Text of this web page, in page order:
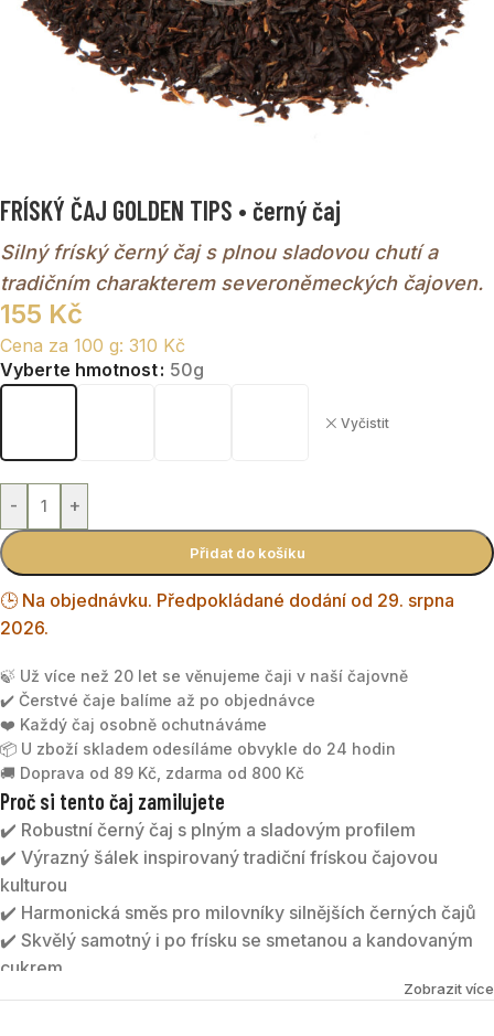
FRÍSKÝ ČAJ GOLDEN TIPS • černý čaj
Silný fríský černý čaj s plnou sladovou chutí a
tradičním charakterem severoněmeckých čajoven.
155 Kč
Cena za 100 g: 310 Kč
Vyberte hmotnost 50g
Vyčistit
- +
Přidat do košíku
🕒 Na objednávku. Předpokládané dodání od 29. srpna
2026.
🍃 Už více než 20 let se věnujeme čaji v naší čajovně
✔️ Čerstvé čaje balíme až po objednávce
❤️ Každý čaj osobně ochutnáváme
📦 U zboží skladem odesíláme obvykle do 24 hodin
🚚 Doprava od 89 Kč, zdarma od 800 Kč
Proč si tento čaj zamilujete
✔️ Robustní černý čaj s plným a sladovým profilem
✔️ Výrazný šálek inspirovaný tradiční frískou čajovou
kulturou
✔️ Harmonická směs pro milovníky silnějších černých čajů
✔️ Skvělý samotný i po frísku se smetanou a kandovaným
cukrem
Zobrazit více